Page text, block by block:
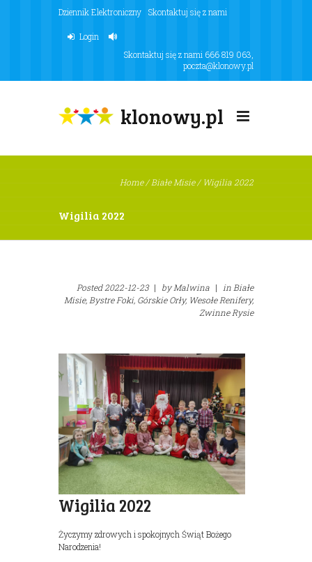
Dziennik Elektroniczny Skontaktuj się z nami
Login
Skontaktuj się z nami 666 819 063
poczta@klonowy.pl
klonowy.pl
Home/Białe Misie/ Wigilia 2022
Wigilia 2022
Posted2022-12-23 | byMalwina | inBiałe
Misie,Bystre Foki, Górskie Orły, Wesołe Renifery,
Zwinne Rysie
Wigilia 2022
Życzymy zdrowych i spokojnych Świąt Bożego
Narodzenia!